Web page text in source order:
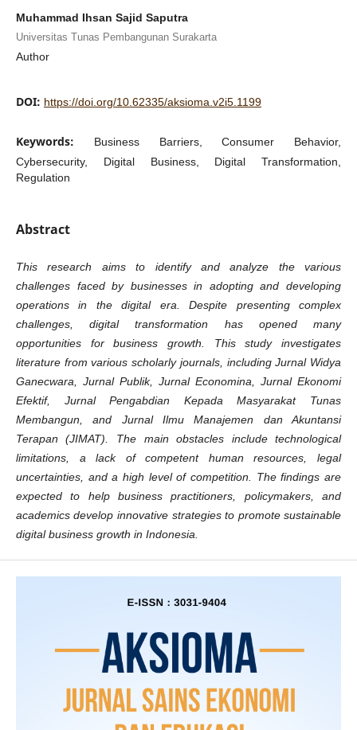
Muhammad Ihsan Sajid Saputra
Universitas Tunas Pembangunan Surakarta
Author
DOI: https://doi.org/10.62335/aksioma.v2i5.1199
Keywords:
Business Barriers, Consumer Behavior,
Cybersecurity, Digital Business, Digital Transformation,
Regulation
Abstract
This research aims to identify and analyze the various
challenges faced by businesses in adopting and developing
operations in the digital era. Despite presenting complex
challenges, digital transformation has opened many
opportunities for business growth. This study investigates
literature from various scholarly journals, including Jurnal Widya
Ganecwara, Jurnal Publik, Jurnal Economina, Jurnal Ekonomi
Efektif, Jurnal Pengabdian Kepada Masyarakat Tunas
Membangun, and Jurnal Ilmu Manajemen dan Akuntansi
Terapan (JIMAT). The main obstacles include technological
limitations, a lack of competent human resources, legal
uncertainties, and a high level of competition. The findings are
expected to help business practitioners, policymakers, and
academics develop innovative strategies to promote sustainable
digital business growth in Indonesia.